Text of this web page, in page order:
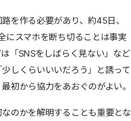
を作る必要があり、約45日、
にスマホを断ち切ることは事実
「SNSをしばらく見ない」など
しくらいいいだろう」と誘って
初から協力をあおぐのがよい。
のかを解明することも重要とな